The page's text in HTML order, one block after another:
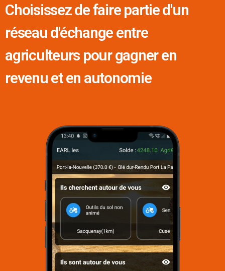
Choisissez de faire partie d'un
réseau d'échange entre
agriculteurs pour gagner en
revenu et en autonomie